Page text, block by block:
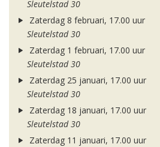
Sleutelstad 30
Zaterdag 8 februari, 17.00 uur
Sleutelstad 30
Zaterdag 1 februari, 17.00 uur
Sleutelstad 30
Zaterdag 25 januari, 17.00 uur
Sleutelstad 30
Zaterdag 18 januari, 17.00 uur
Sleutelstad 30
Zaterdag 11 januari, 17.00 uur